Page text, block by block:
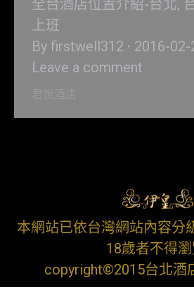
全台酒店位置介紹-台北,
上班
By firstwell312
2016-02-
Leave a comment
君悅酒店
本網站已依台灣網站內容分
18歲者不得
copyright©2015台北酒